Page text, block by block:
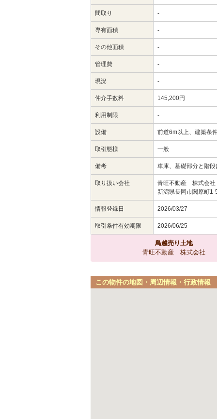
間取り -
専有面積 -
その他面積 -
管理費 -
現況 -
仲介手数料 145,200円
利用制限 -
設備 前道6m以上、建築条
取引態様 一般
備考 車庫、基礎部分と階
取り扱い会社
青旺不動産 株式会社
新潟県長岡市関原町1-
情報登録日 2026/03/27
取引条件有効期限 2026/06/25
鳥越売り土地
青旺不動産 株式会社
この物件の地図・周辺情報・行政情報